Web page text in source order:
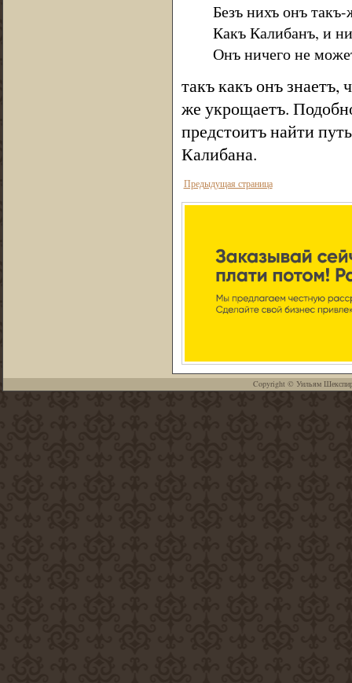
Безъ нихъ онъ
Какъ Калибанъ, и
Онъ ничего не
такъ какъ онъ знаетъ,
же укрощаетъ.
предстоитъ найти
Калибана.
Предыдущая страница
Copyright © Уильям